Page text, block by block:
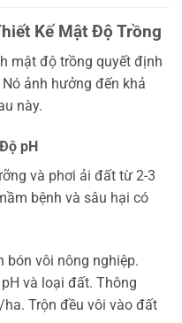
Kế Mật Độ Trồng
mật độ trồng quyết định
ảnh hưởng đến khả
này.
pH
và phơi ải đất từ 2-3
bệnh và sâu hại có
bón vôi nông nghiệp.
và loại đất. Thông
Trộn đều vôi vào đất